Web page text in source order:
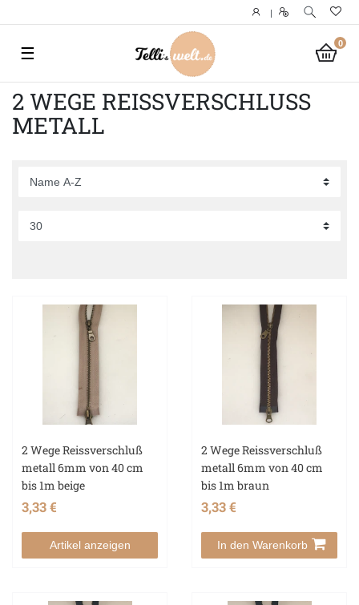
|
0
☰
2 WEGE REISSVERSCHLUSS M
ETALL
2 Wege Reissverschluß
metall 6mm von 40 cm
bis 1m beige
3,33 €
Artikel anzeigen
2 Wege Reissverschluß
metall 6mm von 40 cm
bis 1m braun
3,33 €
In den Warenkorb